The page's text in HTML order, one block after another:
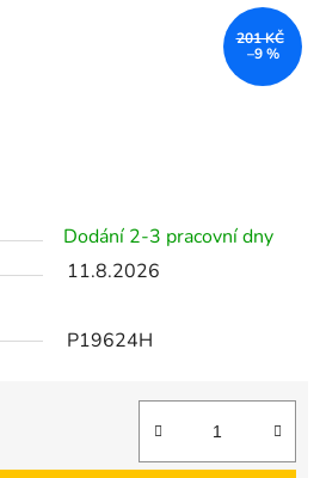
Dodání 2-3 pracovní dny
11.8.2026
P19624H
201 KČ
–9 %